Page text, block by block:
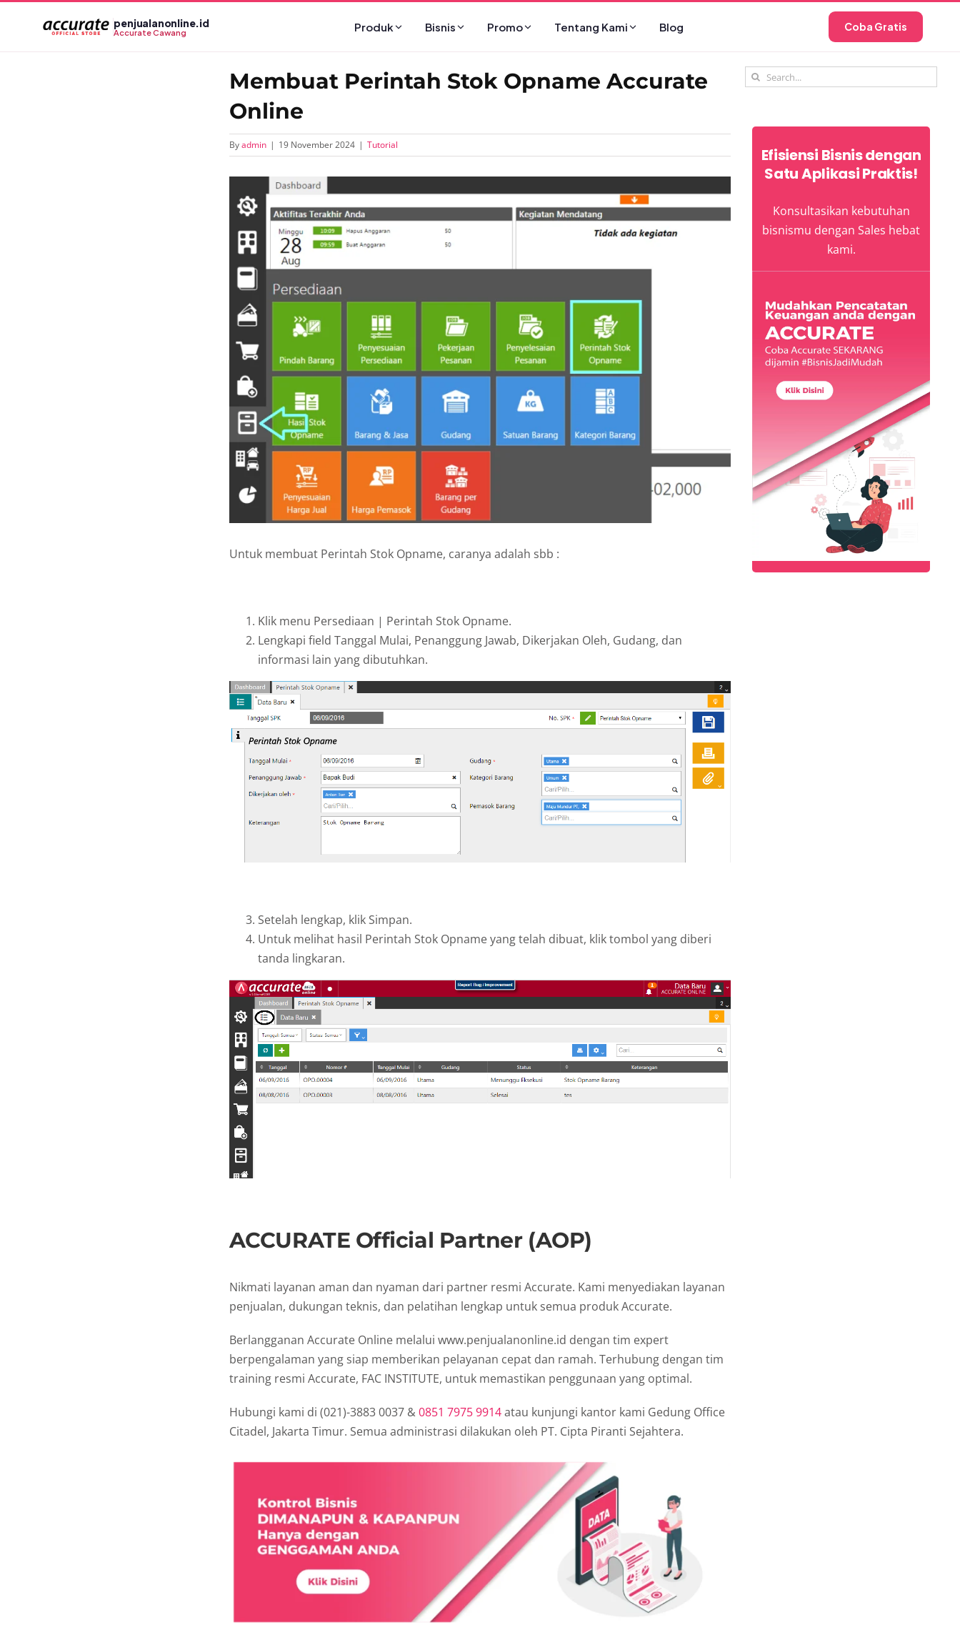
penjualanonline.id
Accurate Cawang Produk Bisnis Promo Tentang Kami Blog Coba Gratis
Membuat Perintah Stok Opname Accurate
Online
Byadmin | 19 November 2024 | Tutorial
Larger
Untuk membuat Perintah Stok Opname, caranya adalah sbb :
Klik menu Persediaan | Perintah Stok Opname.
Lengkapi field Tanggal Mulai, Penanggung Jawab, Dikerjakan Oleh, Gudang, dan
informasi lain yang dibutuhkan.
Setelah lengkap, klik Simpan.
Untuk melihat hasil Perintah Stok Opname yang telah dibuat, klik tombol yang diberi
tanda lingkaran.
ACCURATE Official Partner (AOP)
Nikmati layanan aman dan nyaman dari partner resmi Accurate. Kami menyediakan layanan
penjualan, dukungan teknis, dan pelatihan lengkap untuk semua produk Accurate.
Berlangganan Accurate Online melalui www.penjualanonline.id dengan tim expert
berpengalaman yang siap memberikan pelayanan cepat dan ramah. Terhubung dengan tim
training resmi Accurate, FAC INSTITUTE, untuk memastikan penggunaan yang optimal.
Hubungi kami di (021)-3883 0037 &0851 7975 9914atau kunjungi kantor kami Gedung Office
Citadel, Jakarta Timur. Semua administrasi dilakukan oleh PT. Cipta Piranti Sejahtera.
Search
Efisiensi Bisnis dengan
Satu Aplikasi Praktis!
Konsultasikan kebutuhan
bisnismu dengan Sales hebat
kami.